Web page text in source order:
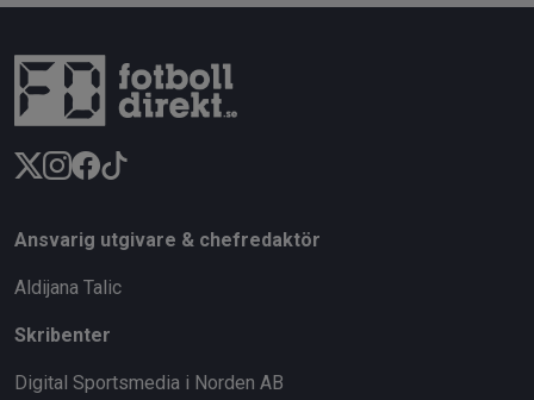
Ansvarig utgivare & chefredaktör
Aldijana Talic
Skribenter
Digital Sportsmedia i Norden AB